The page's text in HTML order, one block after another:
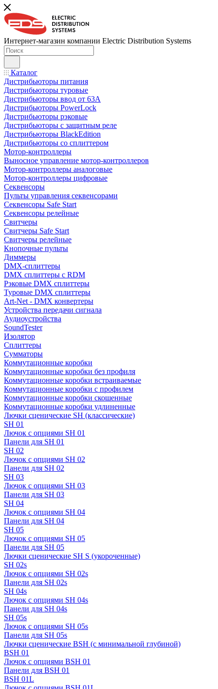
Интернет-магазин компании Electric Distribution Systems
Каталог
Дистрибьюторы питания
Дистрибьюторы туровые
Дистрибьюторы ввод от 63A
Дистрибьюторы PowerLock
Дистрибьюторы рэковые
Дистрибьюторы с защитным реле
Дистрибьюторы BlackEdition
Дистрибьюторы со сплиттером
Мотор-контроллеры
Выносное управление мотор-контроллеров
Мотор-контроллеры аналоговые
Мотор-контроллеры цифровые
Секвенсоры
Пульты управления секвенсорами
Секвенсоры Safe Start
Секвенсоры релейные
Свитчеры
Свитчеры Safe Start
Свитчеры релейные
Кнопочные пульты
Диммеры
DMX-сплиттеры
DMX сплиттеры с RDM
Рэковые DMX сплиттеры
Туровые DMX сплиттеры
Art-Net - DMX конвертеры
Устройства передачи сигнала
Аудиоустройства
SoundTester
Изолятор
Сплиттеры
Сумматоры
Коммутационные коробки
Коммутационные коробки без профиля
Коммутационные коробки встраиваемые
Коммутационные коробки с профилем
Коммутационные коробки скошенные
Коммутационные коробки удлиненные
Лючки сценические SH (классические)
SH 01
Лючок с опциями SH 01
Панели для SH 01
SH 02
Лючок с опциями SH 02
Панели для SH 02
SH 03
Лючок с опциями SH 03
Панели для SH 03
SH 04
Лючок с опциями SH 04
Панели для SH 04
SH 05
Лючок с опциями SH 05
Панели для SH 05
Лючки сценические SH S (укороченные)
SH 02s
Лючок с опциями SH 02s
Панели для SH 02s
SH 04s
Лючок с опциями SH 04s
Панели для SH 04s
SH 05s
Лючок с опциями SH 05s
Панели для SH 05s
Лючки сценические BSH (с минимальной глубиной)
BSH 01
Лючок с опциями BSH 01
Панели для BSH 01
BSH 01L